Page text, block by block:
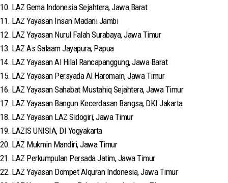
10. LAZ Gema Indonesia Sejahtera, Jawa Barat
11. LAZ Yayasan Insan Madani Jambi
12. LAZ Yayasan Nurul Falah Surabaya, Jawa Timur
13. LAZ As Salaam Jayapura, Papua
14. LAZ Yayasan Al Hilal Rancapanggung, Jawa Barat
15. LAZ Yayasan Persyada Al Haromain, Jawa Timur
16. LAZ Yayasan Sahabat Mustahiq Sejahtera, Jawa Timur
17. LAZ Yayasan Bangun Kecerdasan Bangsa, DKI Jakarta
18. LAZ Yayasan LAZ Sidogiri, Jawa Timur
19. LAZIS UNISIA, DI Yogyakarta
20. LAZ Mukmin Mandiri, Jawa Timur
21. LAZ Perkumpulan Persada Jatim, Jawa Timur
22. LAZ Yayasan Dompet Alquran Indonesia, Jawa Timur